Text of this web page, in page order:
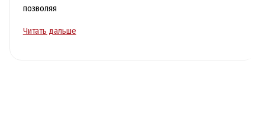
позволяя
Аренда
Читать дальше